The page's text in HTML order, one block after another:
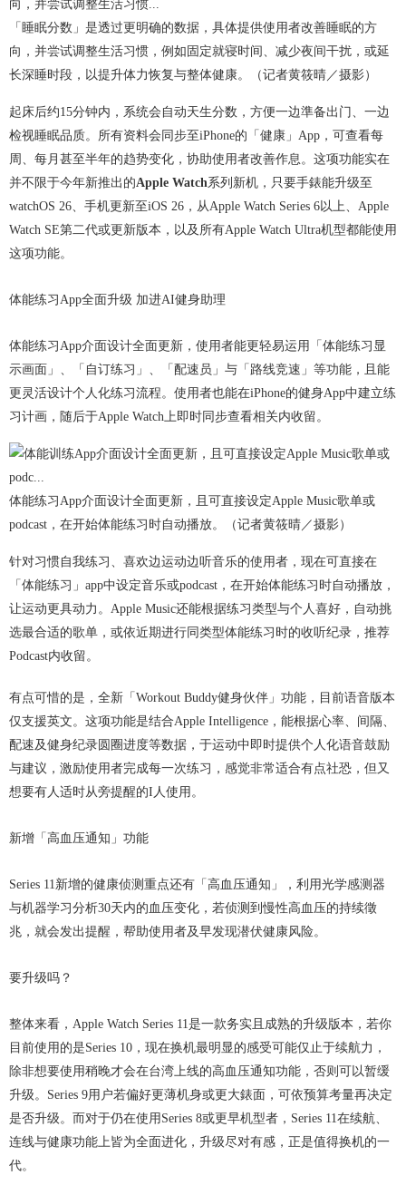
「睡眠分数」是透过更明确的数据，具体提供使用者改善睡眠的方
向，并尝试调整生活习惯，例如固定就寝时间、减少夜间干扰，或延
长深睡时段，以提升体力恢复与整体健康。（记者黄筱晴／摄影）
起床后约15分钟内，系统会自动天生分数，方便一边準备出门、一边
检视睡眠品质。所有资料会同步至iPhone的「健康」App，可查看每
周、每月甚至半年的趋势变化，协助使用者改善作息。这项功能实在
并不限于今年新推出的Apple Watch系列新机，只要手錶能升级至
watchOS 26、手机更新至iOS 26，从Apple Watch Series 6以上、Apple
Watch SE第二代或更新版本，以及所有Apple Watch Ultra机型都能使用
这项功能。
体能练习App全面升级 加进AI健身助理
体能练习App介面设计全面更新，使用者能更轻易运用「体能练习显
示画面」、「自订练习」、「配速员」与「路线竞速」等功能，且能
更灵活设计个人化练习流程。使用者也能在iPhone的健身App中建立练
习计画，随后于Apple Watch上即时同步查看相关内收留。
体能练习App介面设计全面更新，且可直接设定Apple Music歌单或
podcast，在开始体能练习时自动播放。（记者黄筱晴／摄影）
针对习惯自我练习、喜欢边运动边听音乐的使用者，现在可直接在
「体能练习」app中设定音乐或podcast，在开始体能练习时自动播放，
让运动更具动力。Apple Music还能根据练习类型与个人喜好，自动挑
选最合适的歌单，或依近期进行同类型体能练习时的收听纪录，推荐
Podcast内收留。
有点可惜的是，全新「Workout Buddy健身伙伴」功能，目前语音版本
仅支援英文。这项功能是结合Apple Intelligence，能根据心率、间隔、
配速及健身纪录圆圈进度等数据，于运动中即时提供个人化语音鼓励
与建议，激励使用者完成每一次练习，感觉非常适合有点社恐，但又
想要有人适时从旁提醒的I人使用。
新增「高血压通知」功能
Series 11新增的健康侦测重点还有「高血压通知」，利用光学感测器
与机器学习分析30天内的血压变化，若侦测到慢性高血压的持续徵
兆，就会发出提醒，帮助使用者及早发现潜伏健康风险。
要升级吗？
整体来看，Apple Watch Series 11是一款务实且成熟的升级版本，若你
目前使用的是Series 10，现在换机最明显的感受可能仅止于续航力，
除非想要使用稍晚才会在台湾上线的高血压通知功能，否则可以暂缓
升级。Series 9用户若偏好更薄机身或更大錶面，可依预算考量再决定
是否升级。而对于仍在使用Series 8或更早机型者，Series 11在续航、
连线与健康功能上皆为全面进化，升级尽对有感，正是值得换机的一
代。